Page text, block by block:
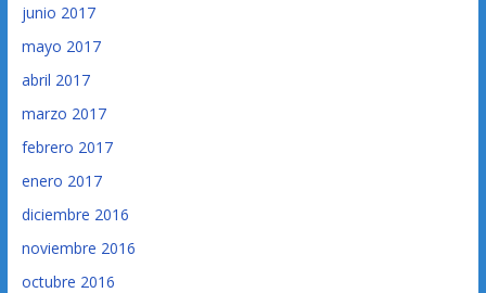
junio 2017
mayo 2017
abril 2017
marzo 2017
febrero 2017
enero 2017
diciembre 2016
noviembre 2016
octubre 2016